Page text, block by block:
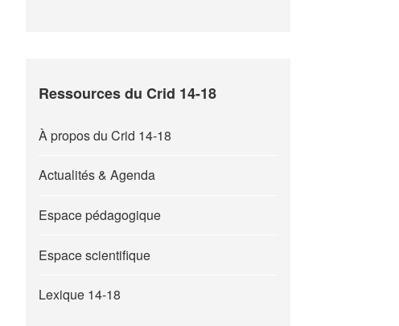
Ressources du Crid 14-18
À propos du Crid 14-18
Actualités & Agenda
Espace pédagogique
Espace scientifique
Lexique 14-18